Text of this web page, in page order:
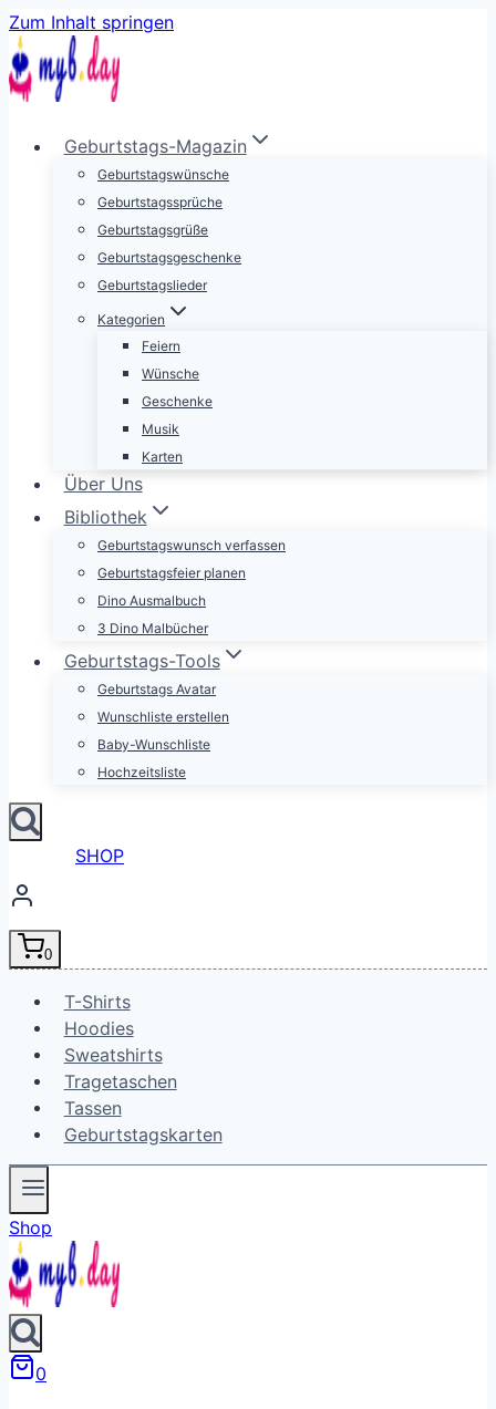
Zum Inhalt springen
Geburtstags-Magazin
Geburtstagswünsche
Geburtstagssprüche
Geburtstagsgrüße
Geburtstagsgeschenke
Geburtstagslieder
Kategorien
Feiern
Wünsche
Geschenke
Musik
Karten
Über Uns
Bibliothek
Geburtstagswunsch verfassen
Geburtstagsfeier planen
Dino Ausmalbuch
3 Dino Malbücher
Geburtstags-Tools
Geburtstags Avatar
Wunschliste erstellen
Baby-Wunschliste
Hochzeitsliste
SHOP
0
T-Shirts
Hoodies
Sweatshirts
Tragetaschen
Tassen
Geburtstagskarten
Shop
0